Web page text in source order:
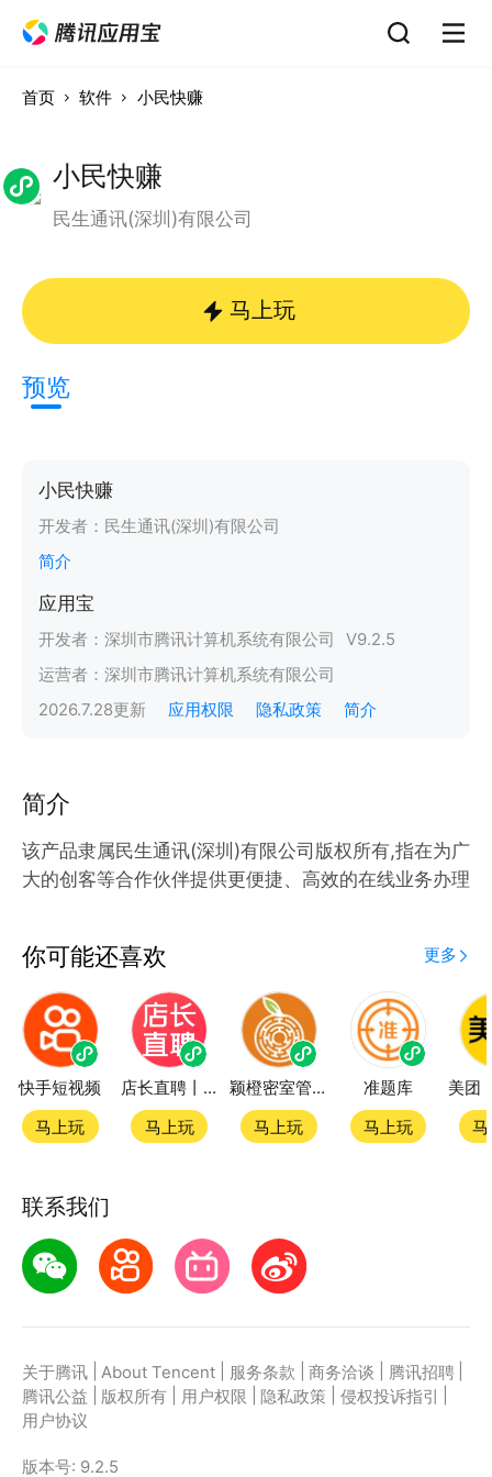
首页 软件 小民快赚
小民快赚
民生通讯(深圳)有限公司
马上玩
预览
小民快赚
开发者： 民生通讯(深圳)有限公司
简介
应用宝
开发者： 深圳市腾讯计算机系统有限公司 V9.2.5
运营者： 深圳市腾讯计算机系统有限公司
2026.7.28更新 应用权限 隐私政策 简介
简介
该产品隶属民生通讯(深圳)有限公司版权所有,指在为广
大的创客等合作伙伴提供更便捷、高效的在线业务办理
你可能还喜欢 更多
快手短视频
马上玩
店长直聘丨求职招聘找工作
马上玩
颖橙密室管家SmartOrange
马上玩
准题库
马上玩
联系我们
关于腾讯 About Tencent 服务条款 商务洽谈 腾讯招聘
腾讯公益
版权所有 用户权限 隐私政策 侵权投诉指引
用户协议
版本号: 9.2.5